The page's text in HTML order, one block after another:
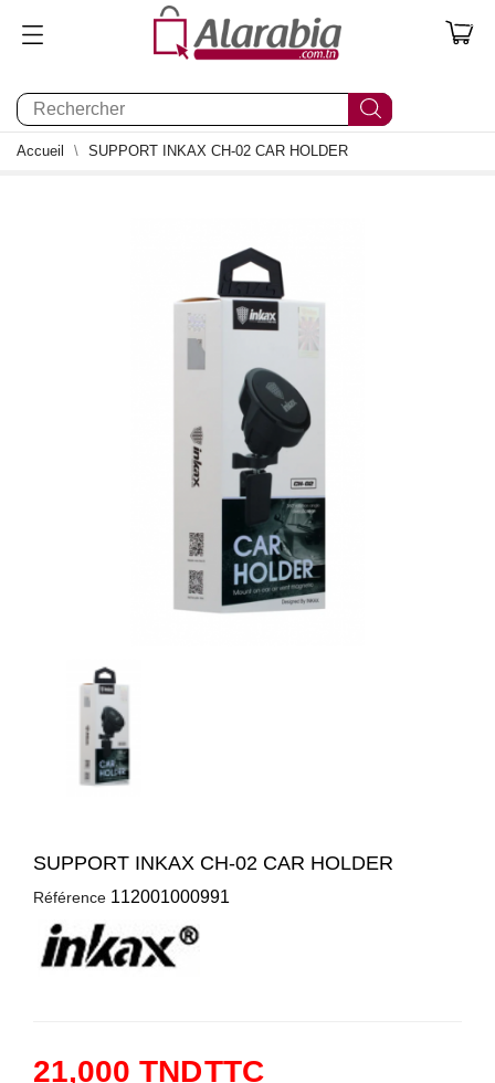
0
Accueil SUPPORT INKAX CH-02 CAR HOLDER
SUPPORT INKAX CH-02 CAR HOLDER
Référence 112001000991
21,000 TNDTTC